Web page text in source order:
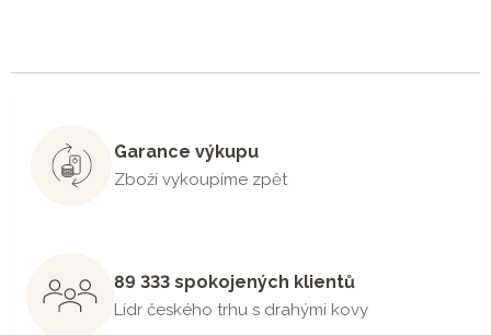
Garance výkupu
Zboží vykoupíme zpět
89 333 spokojených klientů
Lídr českého trhu s drahými kovy